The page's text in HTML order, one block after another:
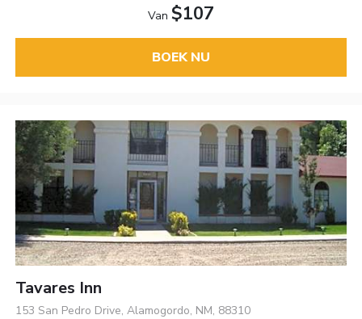
Van $107
BOEK NU
Tavares Inn
153 San Pedro Drive, Alamogordo, NM, 88310